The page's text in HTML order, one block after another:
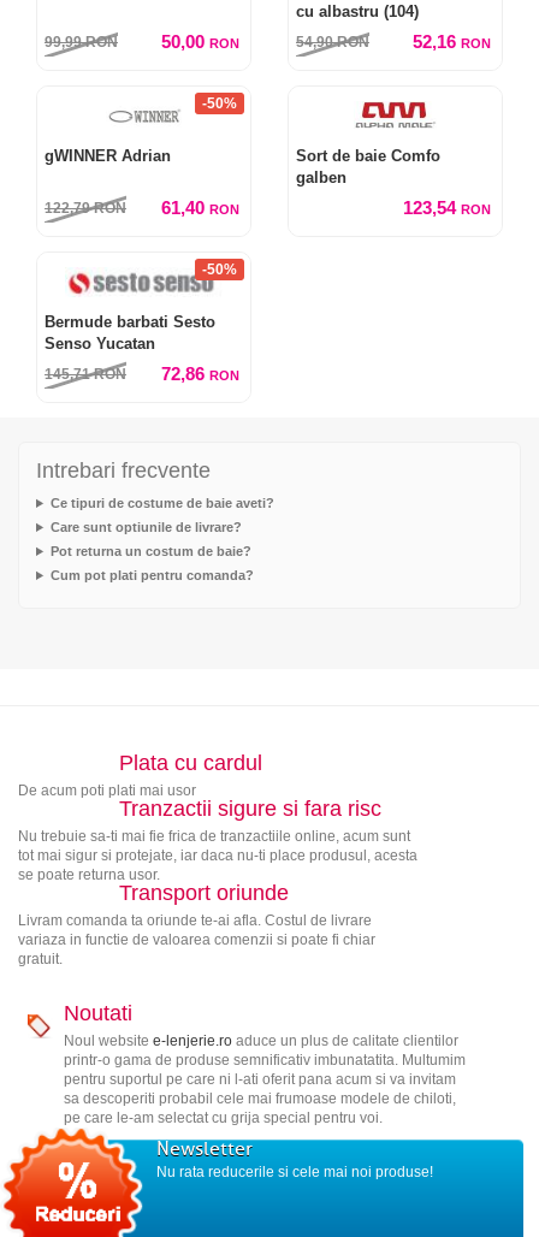
99,99RON 50,00 RON
cu albastru (104)
54,90RON 52,16 RON
-50%
gWINNER Adrian
122,79RON 61,40 RON
Sort de baie Comfo
galben
123,54 RON
-50%
Bermude barbati Sesto
Senso Yucatan
145,71RON 72,86 RON
Intrebari frecvente
Ce tipuri de costume de baie aveti?
Care sunt optiunile de livrare?
Pot returna un costum de baie?
Cum pot plati pentru comanda?
Plata cu cardul
De acum poti plati mai usor
Tranzactii sigure si fara risc
Nu trebuie sa-ti mai fie frica de tranzactiile online, acum sunt
tot mai sigur si protejate, iar daca nu-ti place produsul, acesta
se poate returna usor.
Transport oriunde
Livram comanda ta oriunde te-ai afla. Costul de livrare
variaza in functie de valoarea comenzii si poate fi chiar
gratuit.
Noutati
Noul website e-lenjerie.roaduce un plus de calitate clientilor
printr-o gama de produse semnificativ imbunatatita. Multumim
pentru suportul pe care ni l-ati oferit pana acum si va invitam
sa descoperiti probabil cele mai frumoase modele de chiloti,
pe care le-am selectat cu grija special pentru voi.
Newsletter
Nu rata reducerile si cele mai noi produse!